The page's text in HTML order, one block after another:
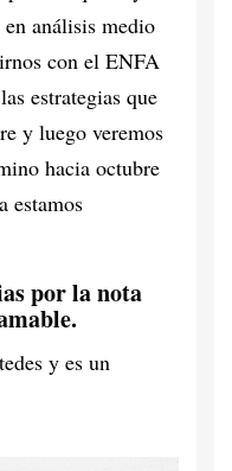
análisis medio
con el ENFA
estrategias que
y luego veremos
hacia octubre
estamos
por la nota
y es un